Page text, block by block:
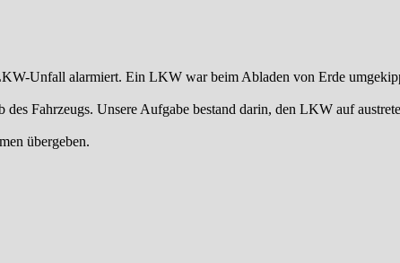
Unfall alarmiert. Ein LKW war beim Abladen von Erde
Fahrzeugs. Unsere Aufgabe bestand darin, den LKW auf
übergeben.